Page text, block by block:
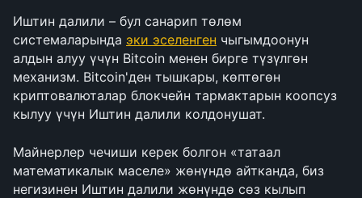
Иштин далили – бул санарип төлөм
системаларында эки эселенген чыгымдоонун
алдын алуу үчүн Bitcoin менен бирге түзүлгөн
механизм. Bitcoin'ден тышкары, көптөгөн
криптовалюталар блокчейн тармактарын коопсуз
кылуу үчүн Иштин далили колдонушат.
Майнерлер чечиши керек болгон «татаал
математикалык маселе» жөнүндө айтканда, биз
негизинен Иштин далили жөнүндө сөз кылып